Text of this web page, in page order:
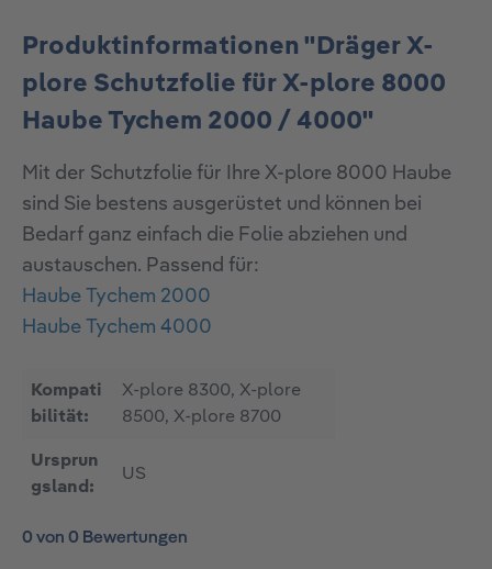
Produktinformationen "Dräger X-
plore Schutzfolie für X-plore 8000
Haube Tychem 2000 / 4000"
Mit der Schutzfolie für Ihre X-plore 8000 Haube
sind Sie bestens ausgerüstet und können bei
Bedarf ganz einfach die Folie abziehen und
austauschen. Passend für:
Haube Tychem 2000
Haube Tychem 4000
Kompati
bilität:
X-plore 8300, X-plore
8500, X-plore 8700
Ursprun
gsland:
US
0 von 0 Bewertungen